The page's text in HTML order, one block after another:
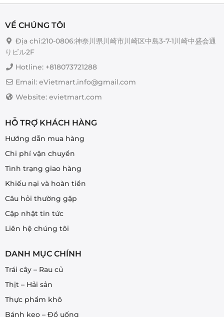
VỀ CHÚNG TÔI
Địa chỉ:210-0806:神奈川県川崎市川崎区中島3-7-1川崎中盛会通
りビル2F
Hotline: +818073721288
Email: eVietmart.info@gmail.com
Website: evietmart.com
HỖ TRỢ KHÁCH HÀNG
Hướng dẫn mua hàng
Chi phí vận chuyển
Tình trạng giao hàng
Khiếu nại và hoàn tiền
Câu hỏi thường gặp
Cập nhật tin tức
Liên hệ chúng tôi
DANH MỤC CHÍNH
Trái cây – Rau củ
Thịt – Hải sản
Thực phẩm khô
Bánh kẹo – Đồ uống